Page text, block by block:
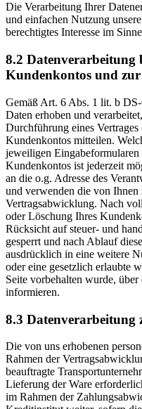
Die Verarbeitung Ihrer
und einfachen Nutzung
berechtigtes Interesse im
8.2 Datenverarbeitung
Kundenkontos und
Gemäß Art. 6 Abs. 1 lit. b
Daten erhoben und
Durchführung eines
Kundenkontos mitteilen.
jeweiligen
Kundenkontos ist jederzeit
an die o.g. Adresse des
und verwenden die von
Vertragsabwicklung. Nach
oder Löschung Ihres
Rücksicht auf steuer- und
gesperrt und nach Ablauf
ausdrücklich in eine weitere
oder eine gesetzlich erlaubte
Seite vorbehalten wurde,
informieren.
8.3 Datenverarbeitung
Die von uns erhobenen
Rahmen der
beauftragte
Lieferung der Ware
im Rahmen der